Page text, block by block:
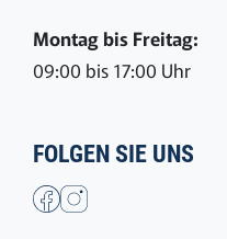
Montag bis Freitag:
09:00 bis 17:00 Uhr
FOLGEN SIE UNS